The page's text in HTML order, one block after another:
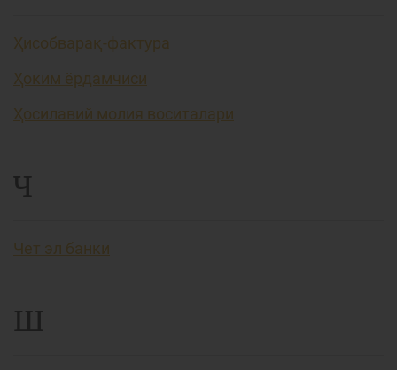
Ҳисобварақ-фактура
Ҳоким ёрдамчиси
Ҳосилавий молия воситалари
Ч
Чет эл банки
Ш